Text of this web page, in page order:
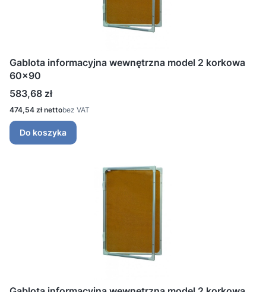
Gablota informacyjna wewnętrzna model 2 korkowa
60x90
Cena
583,68 zł
Cena
474,54 zł bez VAT
Do koszyka